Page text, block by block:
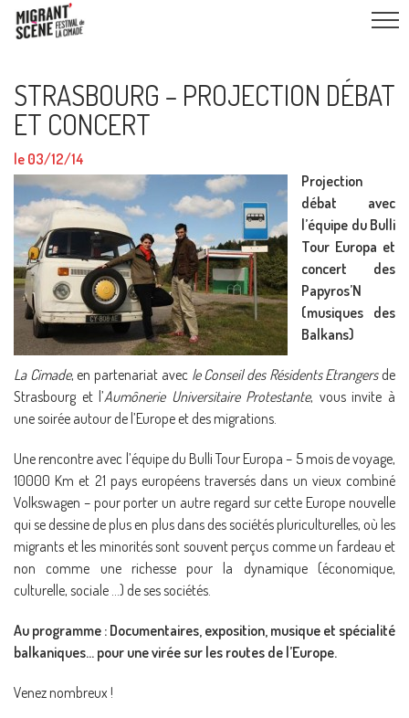
STRASBOURG – PROJECTION DÉBAT
ET CONCERT
le 03/12/14
Projection
débat avec
l’équipe du Bulli
Tour Europa et
concert des
Papyros’N
(musiques des
Balkans)
La Cimade, en partenariat avec le Conseil des Résidents Etrangersde
Strasbourg et l’Aumônerie Universitaire Protestante, vous invite à
une soirée autour de l’Europe et des migrations.
Une rencontre avec l’équipe du Bulli Tour Europa – 5 mois de voyage,
10000 Km et 21 pays européens traversés dans un vieux combiné
Volkswagen – pour porter un autre regard sur cette Europe nouvelle
qui se dessine de plus en plus dans des sociétés pluriculturelles, où les
migrants et les minorités sont souvent perçus comme un fardeau et
non comme une richesse pour la dynamique (économique,
culturelle, sociale …) de ses sociétés.
Au programme : Documentaires, exposition, musique et spécialité
balkaniques… pour une virée sur les routes de l’Europe.
Venez nombreux !